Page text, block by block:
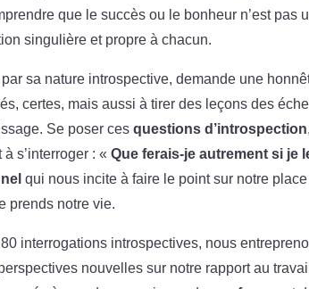
que le succès ou le bonheur n’est pas
singulière et propre à chacun.
sa nature introspective, demande une
certes, mais aussi à tirer des leçons des
Se poser cesquestions d’introspection
s’interroger : «Que ferais-je autrement si je
qui nous incite à faire le point sur notre
prends notre vie.
interrogations introspectives, nous
nouvelles sur notre rapport au